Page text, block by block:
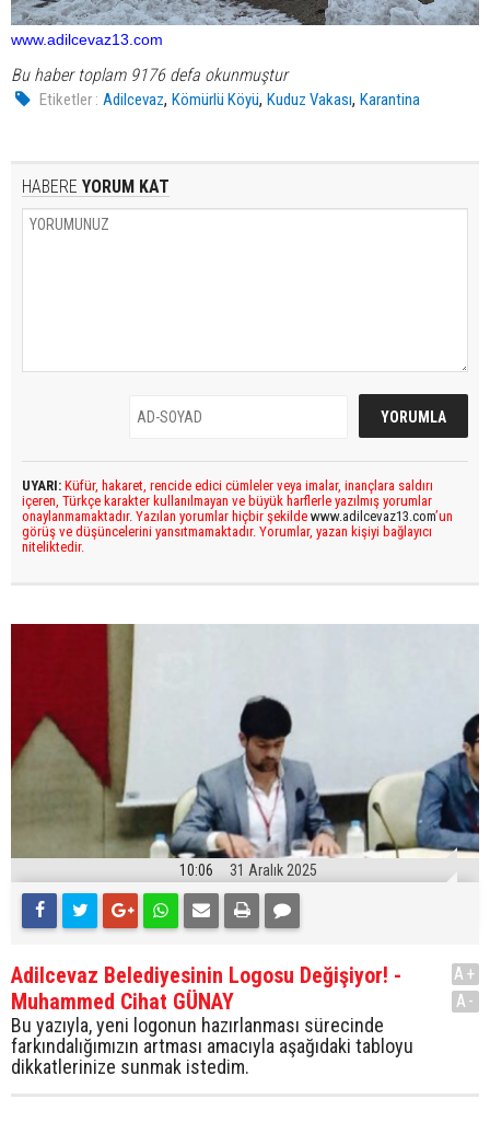
www.adilcevaz13.com
Bu haber toplam 9176 defa okunmuştur
Etiketler : Adilcevaz,Kömürlü Köyü,Kuduz Vakası,Karantina
HABERE YORUM KAT
UYARI: Küfür, hakaret, rencide edici cümleler veya imalar, inançlara saldırı
içeren, Türkçe karakter kullanılmayan ve büyük harflerle yazılmış yorumlar
onaylanmamaktadır. Yazılan yorumlar hiçbir şekilde www.adilcevaz13.com’un
görüş ve düşüncelerini yansıtmamaktadır. Yorumlar, yazan kişiyi bağlayıcı
niteliktedir.
10:06 31 Aralık 2025
Adilcevaz Belediyesinin Logosu Değişiyor! -
Muhammed Cihat GÜNAY
Bu yazıyla, yeni logonun hazırlanması sürecinde
farkındalığımızın artması amacıyla aşağıdaki tabloyu
dikkatlerinize sunmak istedim.
A+
A-